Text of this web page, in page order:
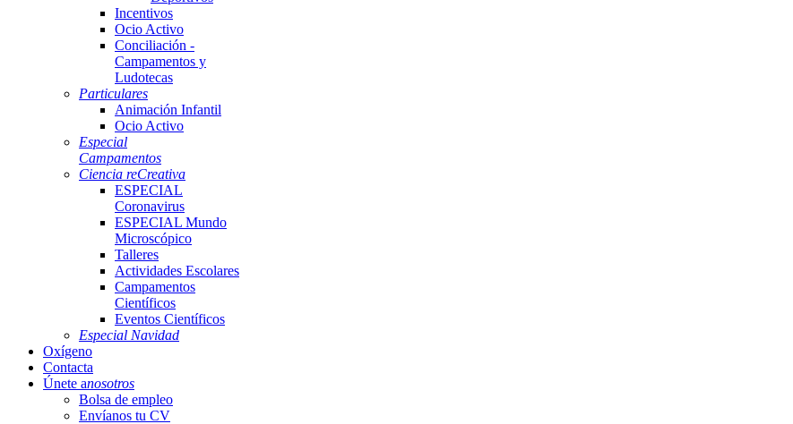
Incentivos
Ocio Activo
Conciliación -
Campamentos y
Ludotecas
Particulares
Animación Infantil
Ocio Activo
Especial
Campamentos
Ciencia reCreativa
ESPECIAL
Coronavirus
ESPECIAL Mundo
Microscópico
Talleres
Actividades Escolares
Campamentos
Científicos
Eventos Científicos
Especial Navidad
Oxígeno
Contacta
Únete anosotros
Bolsa de empleo
Envíanos tu CV